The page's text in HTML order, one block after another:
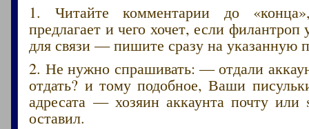
1. Читайте комментарии до
предлагает и чего хочет, если филантроп
для связи — пишите сразу на указанную
2. Не нужно спрашивать: — отдали
отдать? и тому подобное, Ваши
адресата — хозяин аккаунта почту или
оставил.